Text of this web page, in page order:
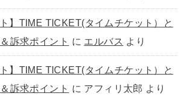
】TIME TICKET(タイムチケット）と
訴求ポイント に エルバス より
】TIME TICKET(タイムチケット）と
訴求ポイント に アフィリ太郎 より